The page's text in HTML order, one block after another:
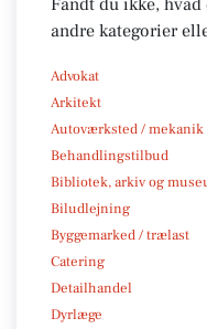
andre kategorier
Advokat
Arkitekt
Autoværksted / mekanik
Behandlingstilbud
Bibliotek, arkiv og
Biludlejning
Byggemarked / trælast
Catering
Detailhandel
Dyrlæge